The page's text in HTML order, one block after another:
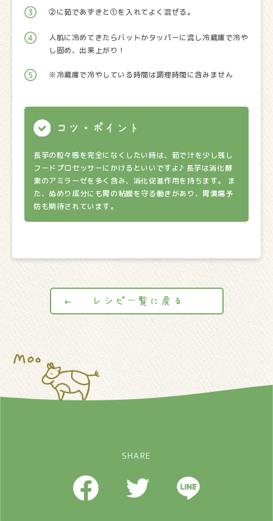
②に茹であずきと①を入れてよく混ぜる。
人肌に冷めてきたらバットかタッパーに流し冷蔵庫で冷や
し固め、出来上がり！
※冷蔵庫で冷やしている時間は調理時間に含みません
コツ・ポイント
長芋の粒々感を完全になくしたい時は、茹で汁を少し残し
フードプロセッサーにかけるといいですよ♪ 長芋は消化酵
素のアミラーゼを多く含み、消化促進作用を持ちます。 ま
た、ぬめり成分にも胃の粘膜を守る働きがあり、胃潰瘍予
防も期待されています。
レシピ一覧に戻る
SHARE